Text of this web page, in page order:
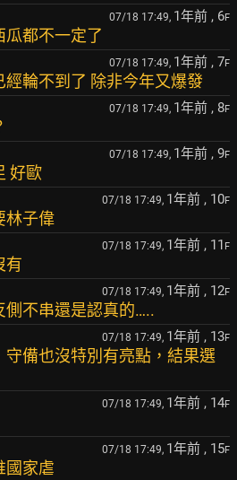
07/18 17:49, 1年前 , 6F
瓜都不一定了
07/18 17:49, 1年前 , 7F
輪不到了 除非今年又爆發
07/18 17:49, 1年前 , 8F
07/18 17:49, 1年前 , 9F
好歐
07/18 17:49, 1年前 , 10F
林子偉
07/18 17:49, 1年前 , 11 F
有
07/18 17:49, 1年前 , 12F
側不串還是認真的…..
07/18 17:49, 1年前 , 13F
備也沒特別有亮點，結果選
07/18 17:49, 1年前 , 14F
07/18 17:49, 1年前 , 15F
國家虐